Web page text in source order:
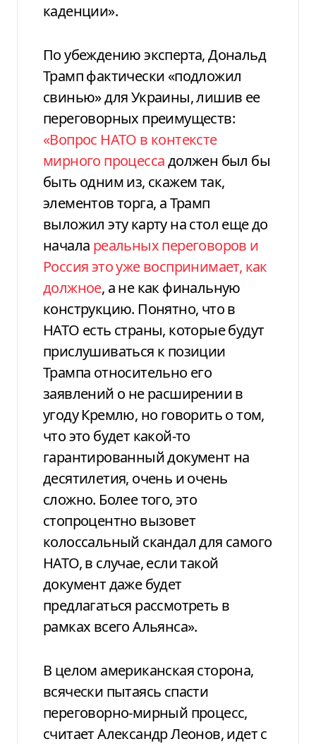
каденции».
По убеждению эксперта, Дональд
Трамп фактически «подложил
свинью» для Украины, лишив ее
переговорных преимуществ:
«Вопрос НАТО в контексте
мирного процессадолжен был бы
быть одним из, скажем так,
элементов торга, а Трамп
выложил эту карту на стол еще до
начала реальных переговоров и
Россия это уже воспринимает, как
должное, а не как финальную
конструкцию. Понятно, что в
НАТО есть страны, которые будут
прислушиваться к позиции
Трампа относительно его
заявлений о не расширении в
угоду Кремлю, но говорить о том,
что это будет какой-то
гарантированный документ на
десятилетия, очень и очень
сложно. Более того, это
стопроцентно вызовет
колоссальный скандал для самого
НАТО, в случае, если такой
документ даже будет
предлагаться рассмотреть в
рамках всего Альянса».
В целом американская сторона,
всячески пытаясь спасти
переговорно-мирный процесс,
считает Александр Леонов, идет с